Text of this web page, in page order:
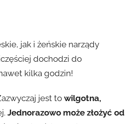
jak i żeńskie narządy
dochodzi do
kilka godzin!
jest to wilgotna,
Jednorazowo może złożyć od